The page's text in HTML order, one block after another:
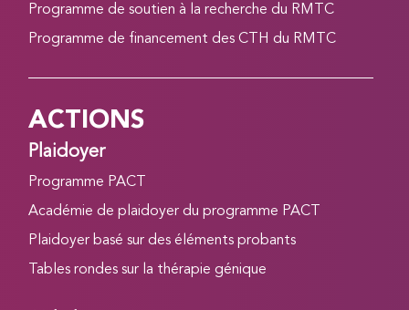
Programme de soutien à la recherche du RMTC
Programme de financement des CTH du RMTC
ACTIONS
Plaidoyer
Programme PACT
Académie de plaidoyer du programme PACT
Plaidoyer basé sur des éléments probants
Tables rondes sur la thérapie génique